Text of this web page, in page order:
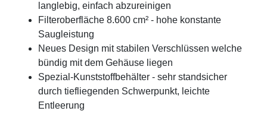
langlebig, einfach abzureinigen
Filteroberfläche 8.600 cm² - hohe konstante
Saugleistung
Neues Design mit stabilen Verschlüssen welche
bündig mit dem Gehäuse liegen
Spezial-Kunststoffbehälter - sehr standsicher
durch tiefliegenden Schwerpunkt, leichte
Entleerung